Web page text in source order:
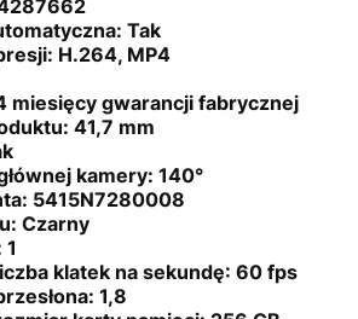
Tak
H.264, MP4
miesięcy gwarancji fabrycznej
41,7 mm
kamery: 140°
5415N7280008
Czarny
1
klatek na sekundę: 60 fps
1,8